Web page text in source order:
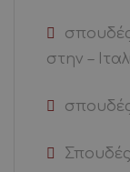
στην –